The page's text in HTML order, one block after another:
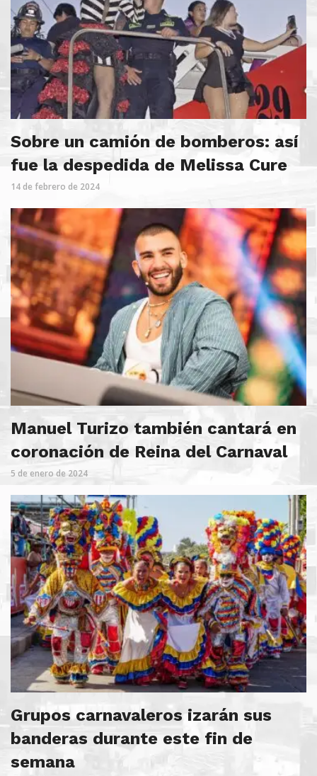
Sobre un camión de bomberos: así
fue la despedida de Melissa Cure
14 de febrero de 2024
Manuel Turizo también cantará en
coronación de Reina del Carnaval
5 de enero de 2024
Grupos carnavaleros izarán sus
banderas durante este fin de
semana